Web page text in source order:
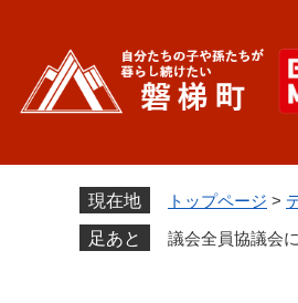
現在地 トップページ >
足あと
議会全員協議会